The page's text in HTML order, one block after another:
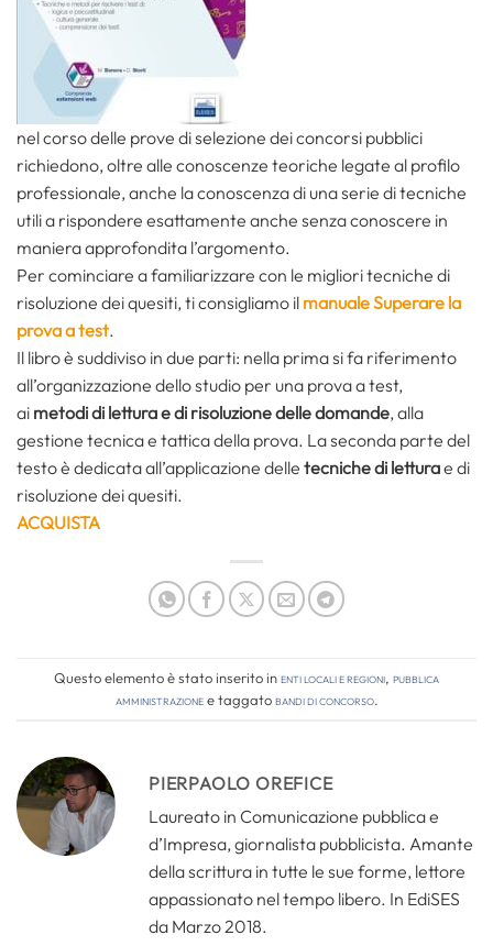
nel corso delle prove di selezione dei concorsi pubblici
richiedono, oltre alle conoscenze teoriche legate al profilo
professionale, anche la conoscenza di una serie di tecniche
utili a rispondere esattamente anche senza conoscere in
maniera approfondita l’argomento.
Per cominciare a familiarizzare con le migliori tecniche di
risoluzione dei quesiti, ti consigliamo il manuale Superare la
prova a test.
Il libro è suddiviso in due parti: nella prima si fa riferimento
all’organizzazione dello studio per una prova a test,
ai metodi di lettura e di risoluzione delle domande, alla
gestione tecnica e tattica della prova. La seconda parte del
testo è dedicata all’applicazione delle tecniche di letturae di
risoluzione dei quesiti.
ACQUISTA
Questo elemento è stato inserito inEnti locali e regioni, Pubblica
amministrazionee taggatobandi di concorso.
PIERPAOLO OREFICE
Laureato in Comunicazione pubblica e
d’Impresa, giornalista pubblicista. Amante
della scrittura in tutte le sue forme, lettore
appassionato nel tempo libero. In EdiSES
da Marzo 2018.